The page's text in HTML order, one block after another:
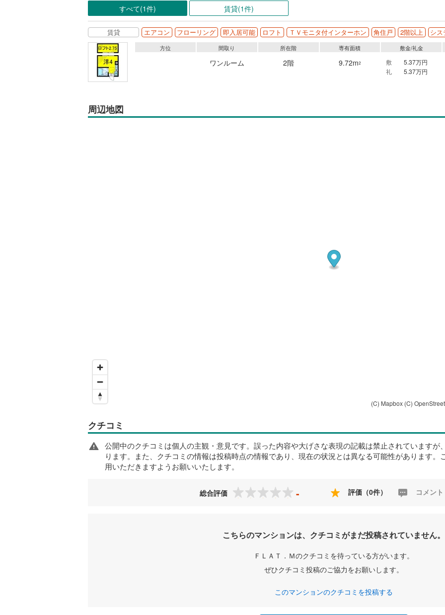
すべて(1件) 賃貸(1件)
賃貸 エアコン フローリング 即入居可能 ロフト ＴＶモニタ付インターホン 角住戸 2階以上 シ
敷金/礼金
敷
5.37万円
礼
5.37万円
専有面積
9.72m2
所在階
2階
間取り
ワンルーム
方位
周辺地図
(C) Mapbox (C)
クチコミ
公開中のクチコミは個人の主観・意見です。誤った内容や大げさな表現の記載は禁止されていますが
ります。また、クチコミの情報は投稿時点の情報であり、現在の状況とは異なる可能性があります
用いただきますようお願いいたします。
総合評価 - 評価（0件） コメン
こちらのマンションは、クチコミがまだ投稿されていません。
ＦＬＡＴ．Ｍのクチコミを待っている方がいます。
ぜひクチコミ投稿のご協力をお願いします。
このマンションのクチコミを投稿する